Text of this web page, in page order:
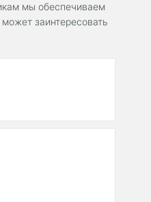
мы обеспечиваем
заинтересовать